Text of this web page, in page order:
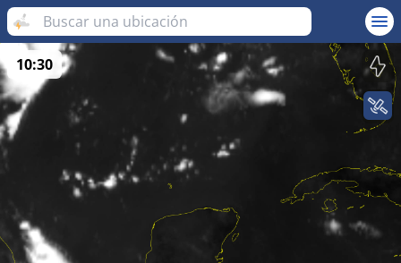
10:30